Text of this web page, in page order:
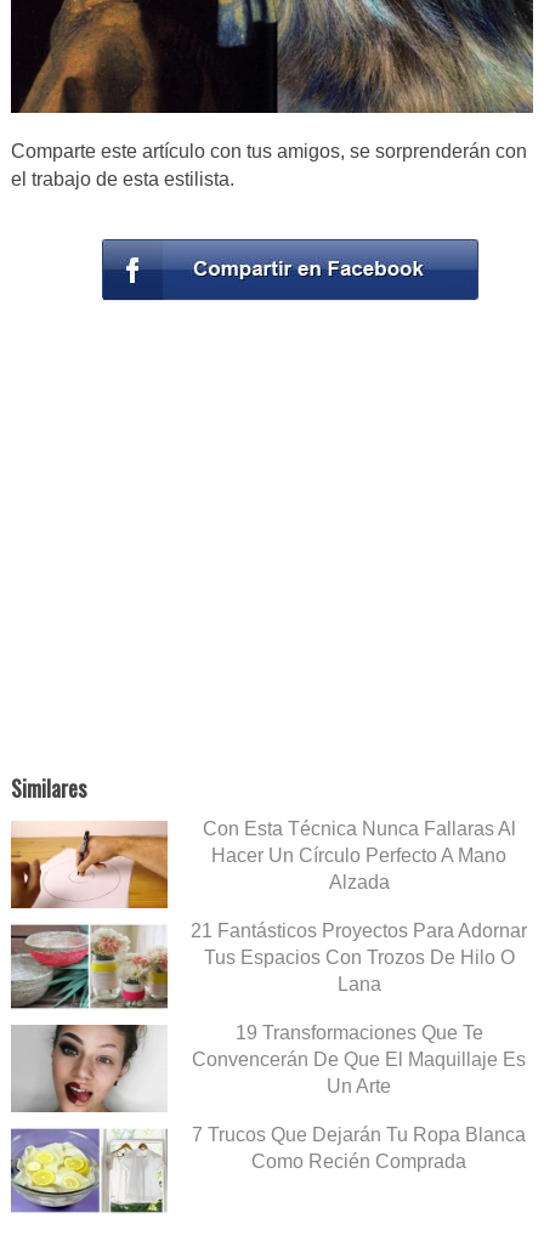
Comparte este artículo con tus amigos, se sorprenderán con
el trabajo de esta estilista.
Similares
Con Esta Técnica Nunca Fallaras Al
Hacer Un Círculo Perfecto A Mano
Alzada
21 Fantásticos Proyectos Para Adornar
Tus Espacios Con Trozos De Hilo O
Lana
19 Transformaciones Que Te
Convencerán De Que El Maquillaje Es
Un Arte
7 Trucos Que Dejarán Tu Ropa Blanca
Como Recién Comprada